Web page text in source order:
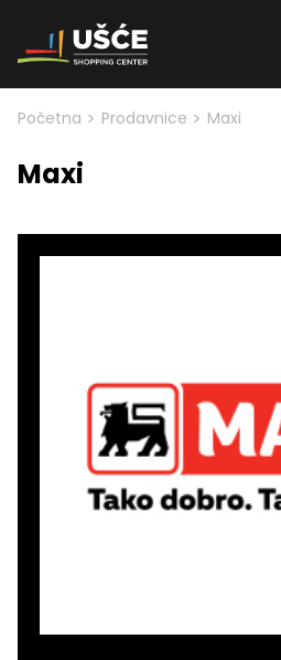
Skip to content
Početna > Prodavnice > Maxi
Maxi